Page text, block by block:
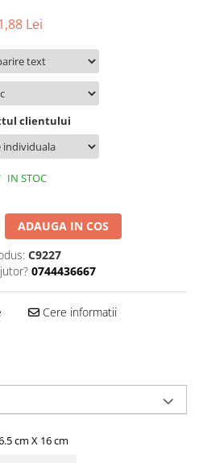
Lei
clientului
IN STOC
ADAUGA IN COS
C9227
0744436667
Cere informatii
cm X 16 cm